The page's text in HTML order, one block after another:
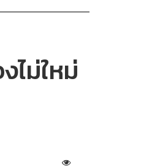
ไม่ใหม่